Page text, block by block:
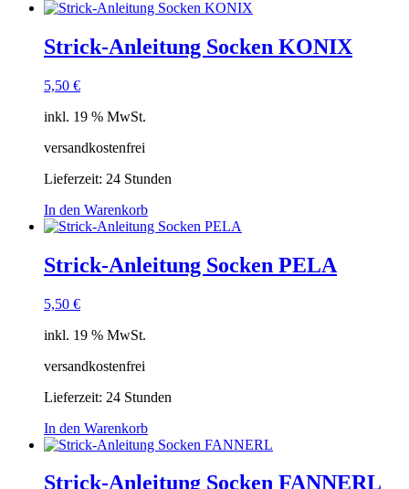
Strick-Anleitung Socken KONIX
5,50 €
inkl. 19 % MwSt.
versandkostenfrei
Lieferzeit: 24 Stunden
In den Warenkorb
Strick-Anleitung Socken PELA
5,50 €
inkl. 19 % MwSt.
versandkostenfrei
Lieferzeit: 24 Stunden
In den Warenkorb
Strick-Anleitung Socken FANNERL